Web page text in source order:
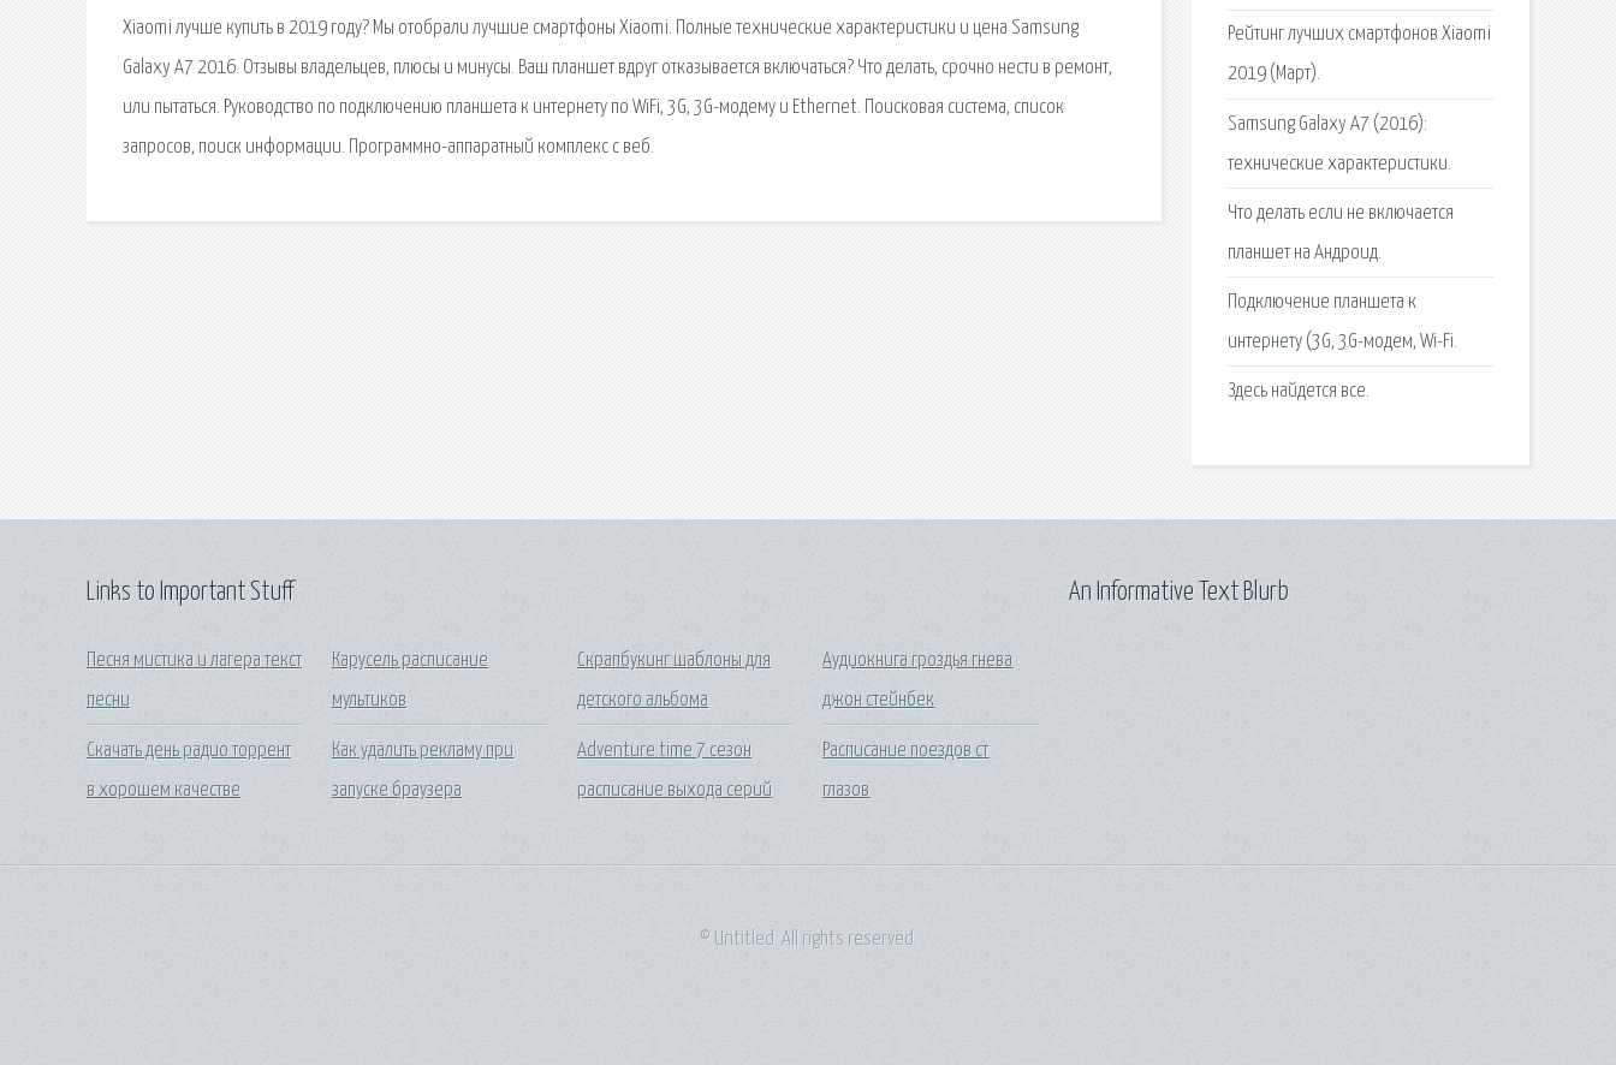
Xiaomi лучше купить в 2019 году? Мы отобрали лучшие смартфоны Xiaomi. Полные технические характеристики и цена Samsung
Galaxy A7 2016. Отзывы владельцев, плюсы и минусы. Ваш планшет вдруг отказывается включаться? Что делать, срочно нести в ремонт,
или пытаться. Руководство по подключению планшета к интернету по WiFi, 3G, 3G-модему и Ethernet. Поисковая сиcтема, список
запросов, поиск информации. Программно-аппаратный комплекс с веб.
Рейтинг лучших смартфонов Xiaomi
2019 (Март).
Samsung Galaxy A7 (2016):
технические характеристики.
Что делать если не включается
планшет на Андроид.
Подключение планшета к
интернету (3G, 3G-модем, Wi-Fi.
Здесь найдется все.
Links to Important Stuff
Песня мистика и лагера текст
песни
Скачать день радио торрент
в хорошем качестве
Карусель расписание
мультиков
Как удалить рекламу при
запуске браузера
Скрапбукинг шаблоны для
детского альбома
Adventure time 7 сезон
расписание выхода серий
Аудиокнига гроздья гнева
джон стейнбек
Расписание поездов ст
глазов
An Informative Text Blurb
© Untitled. All rights reserved.